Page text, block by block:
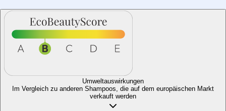
Umweltauswirkungen
Im Vergleich zu anderen Shampoos, die auf dem europäischen Markt
verkauft werden​